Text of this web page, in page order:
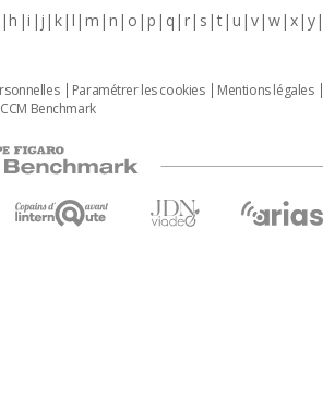
h i j k l m n o p q r s t u v w x y
Paramétrer les cookies Mentions légales
Benchmark